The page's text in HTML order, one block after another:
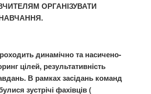
ОРГАНІЗУВАТИ
динамічно та насичено-
цілей, результативність
В рамках засідань команд
зустрічі фахівців (